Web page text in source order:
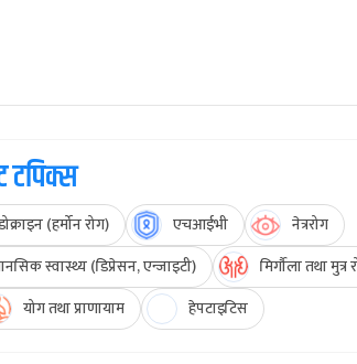
टपिक्स
(हर्मोन रोग) एचआईभी
नेत्ररोग
स्वास्थ्य (डिप्रेसन, एन्जाइटी)
मिर्गौला तथा मुत्र
योग तथा प्राणायाम हेपटाइटिस